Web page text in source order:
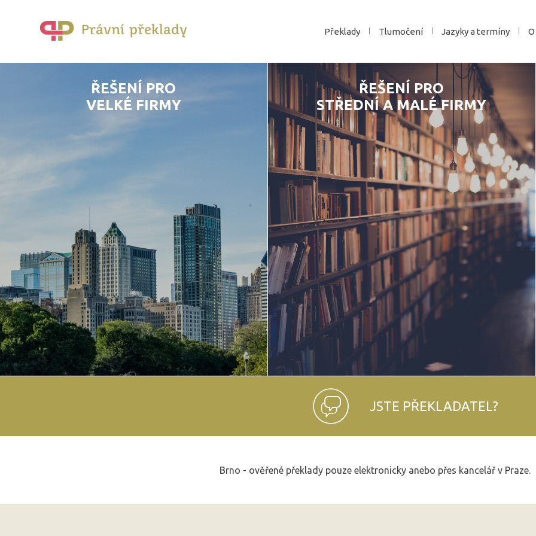
Překlady Tlumočení Jazyky a termíny
ŘEŠENÍ PRO
VELKÉ FIRMY
ŘEŠENÍ PRO
STŘEDNÍ A MALÉ FIRMY
ANO
JSTE PŘEKLADATEL?
Brno - ověřené překlady pouze elektronicky anebo přes kancelář v Praze.